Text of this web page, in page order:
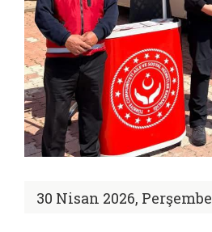
30 Nisan 2026, Perşembe